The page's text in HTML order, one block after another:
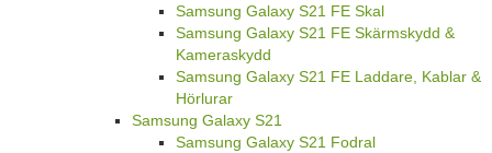
Samsung Galaxy S21 FE Skal
Samsung Galaxy S21 FE Skärmskydd &
Kameraskydd
Samsung Galaxy S21 FE Laddare, Kablar &
Hörlurar
Samsung Galaxy S21
Samsung Galaxy S21 Fodral